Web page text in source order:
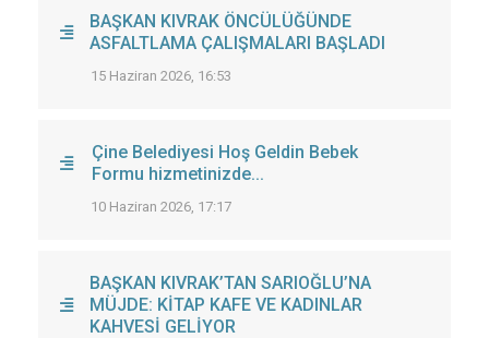
BAŞKAN KIVRAK ÖNCÜLÜĞÜNDE
ASFALTLAMA ÇALIŞMALARI BAŞLADI
15 Haziran 2026, 16:53
Çine Belediyesi Hoş Geldin Bebek
Formu hizmetinizde...
10 Haziran 2026, 17:17
BAŞKAN KIVRAK’TAN SARIOĞLU’NA
MÜJDE: KİTAP KAFE VE KADINLAR
KAHVESİ GELİYOR